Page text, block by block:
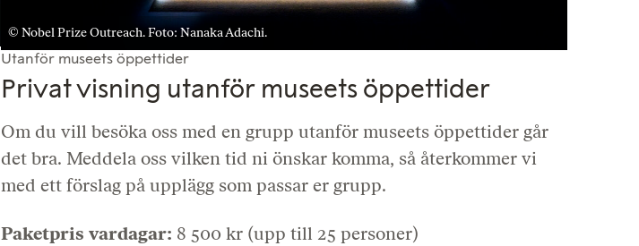
© Nobel Prize Outreach. Foto: Nanaka Adachi.
Utanför museets öppettider
Privat visning utanför museets öppettider
Om du vill besöka oss med en grupp utanför museets öppettider går
det bra. Meddela oss vilken tid ni önskar komma, så återkommer vi
med ett förslag på upplägg som passar er grupp.
Paketpris vardagar: 8 500 kr (upp till 25 personer)